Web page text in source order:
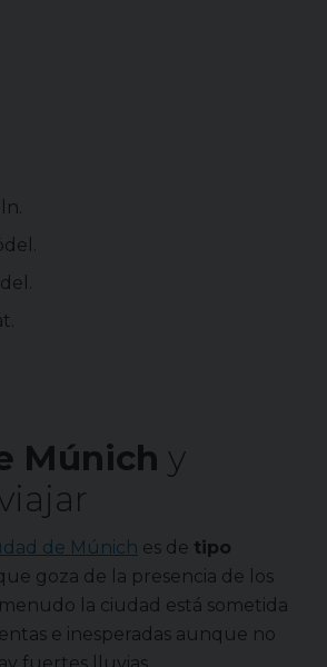
Múnich y
de Múnich es de tipo
goza de la presencia de los
la ciudad está sometida
e inesperadas aunque no